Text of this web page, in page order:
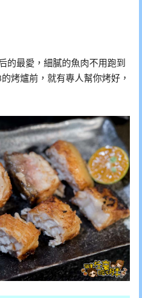
的最愛，細膩的魚肉不用跑到
烤爐前，就有專人幫你烤好，